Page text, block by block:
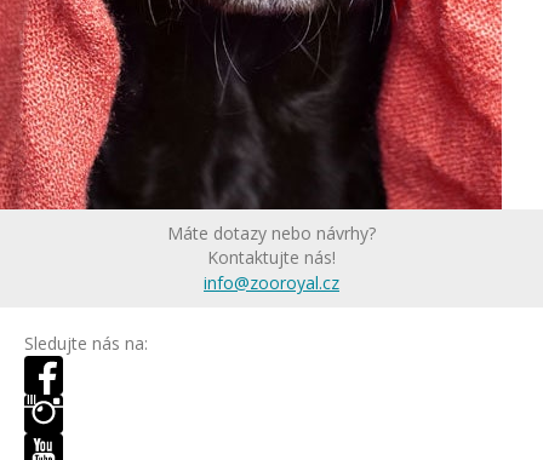
Máte dotazy nebo návrhy?
Kontaktujte nás!
info@zooroyal.cz
Sledujte nás na: